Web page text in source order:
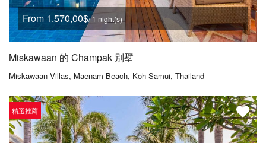
From 1.570,00$/ 1 night(s)
Miskawaan 的 Champak 別墅
Miskawaan Villas, Maenam Beach, Koh Samui, Thailand
精選推薦